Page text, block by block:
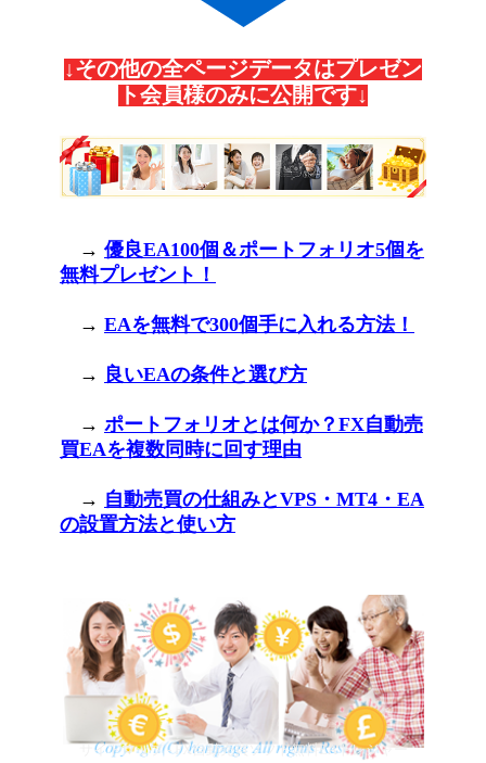
↓その他の全ページデータはプレゼン
ト会員様のみに公開です↓
→ 優良EA100個＆ポートフォリオ5個を
無料プレゼント！
→ EAを無料で300個手に入れる方法！
→ 良いEAの条件と選び方
→ ポートフォリオとは何か？FX自動売
買EAを複数同時に回す理由
→ 自動売買の仕組みとVPS・MT4・EA
の設置方法と使い方
サイトマップ - FX自動売買ソフト無料EAトレジャー